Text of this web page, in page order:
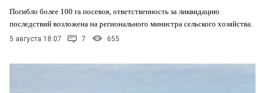
Погибло более 100 га посевов, ответственность за ликвидацию
последствий возложена на регионального министра сельского хозяйства.
5 августа 18:07 7 655